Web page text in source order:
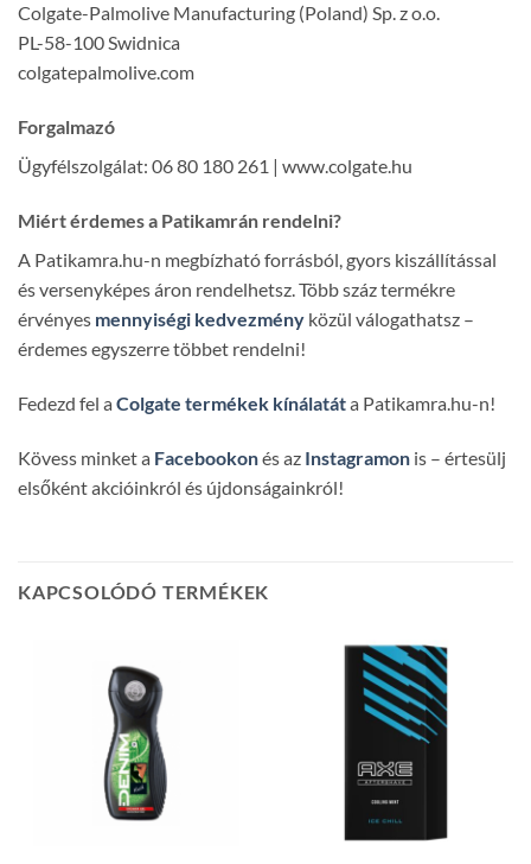
Colgate-Palmolive Manufacturing (Poland) Sp. z o.o.
PL-58-100 Swidnica
colgatepalmolive.com
Forgalmazó
Ügyfélszolgálat: 06 80 180 261 | www.colgate.hu
Miért érdemes a Patikamrán rendelni?
A Patikamra.hu-n megbízható forrásból, gyors kiszállítással
és versenyképes áron rendelhetsz. Több száz termékre
érvényes mennyiségi kedvezmény közül válogathatsz –
érdemes egyszerre többet rendelni!
Fedezd fel a Colgate termékek kínálatáta Patikamra.hu-n!
Kövess minket a Facebookonés az Instagramon is – értesülj
elsőként akcióinkról és újdonságainkról!
KAPCSOLÓDÓ TERMÉKEK